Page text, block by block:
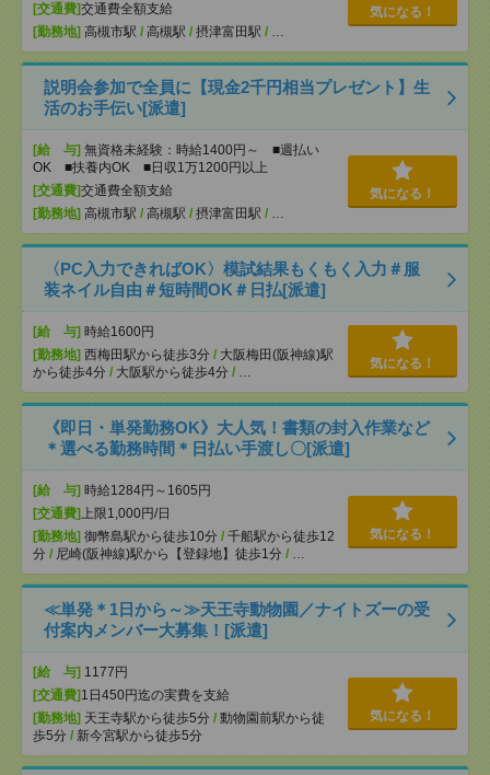
[交通費]交通費全額支給
[勤務地] 高槻市駅 / 高槻駅 / 摂津富田駅 / …
気になる！
説明会参加で全員に【現金2千円相当プレゼント】生
活のお手伝い[派遣]
[給 与] 無資格未経験：時給1400円～ ■週払い
OK ■扶養内OK ■日収1万1200円以上
[交通費]交通費全額支給
[勤務地] 高槻市駅 / 高槻駅 / 摂津富田駅 / …
気になる！
〈PC入力できればOK〉模試結果もくもく入力＃服
装ネイル自由＃短時間OK＃日払[派遣]
[給 与] 時給1600円
[勤務地] 西梅田駅から徒歩3分 / 大阪梅田(阪神線)駅
から徒歩4分 / 大阪駅から徒歩4分 / …
気になる！
《即日・単発勤務OK》大人気！書類の封入作業など
＊選べる勤務時間＊日払い手渡し〇[派遣]
[給 与] 時給1284円～1605円
[交通費] 上限1,000円/日
[勤務地] 御幣島駅から徒歩10分 / 千船駅から徒歩12
分 / 尼崎(阪神線)駅から【登録地】徒歩1分 / …
気になる！
≪単発＊1日から～≫天王寺動物園／ナイトズーの受
付案内メンバー大募集！[派遣]
[給 与] 1177円
[交通費] 1日450円迄の実費を支給
[勤務地] 天王寺駅から徒歩5分 / 動物園前駅から徒
歩5分 / 新今宮駅から徒歩5分
気になる！